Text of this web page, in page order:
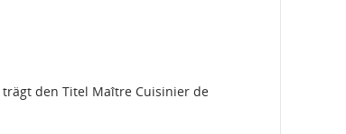
trägt den Titel Maître Cuisinier de